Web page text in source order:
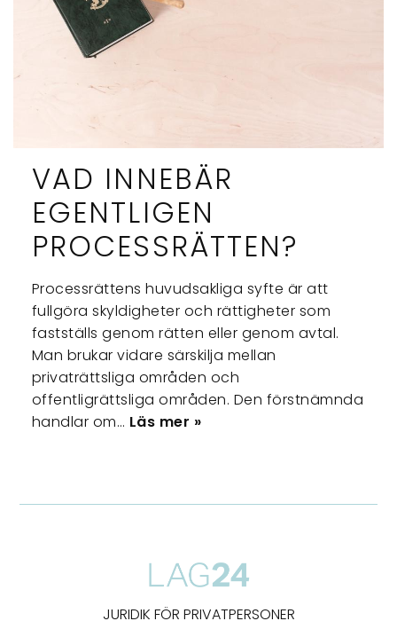
VAD INNEBÄR
EGENTLIGEN
PROCESSRÄTTEN?
Processrättens huvudsakliga syfte är att
fullgöra skyldigheter och rättigheter som
fastställs genom rätten eller genom avtal.
Man brukar vidare särskilja mellan
privaträttsliga områden och
offentligrättsliga områden. Den förstnämnda
handlar om… Läs mer »
JURIDIK FÖR PRIVATPERSONER